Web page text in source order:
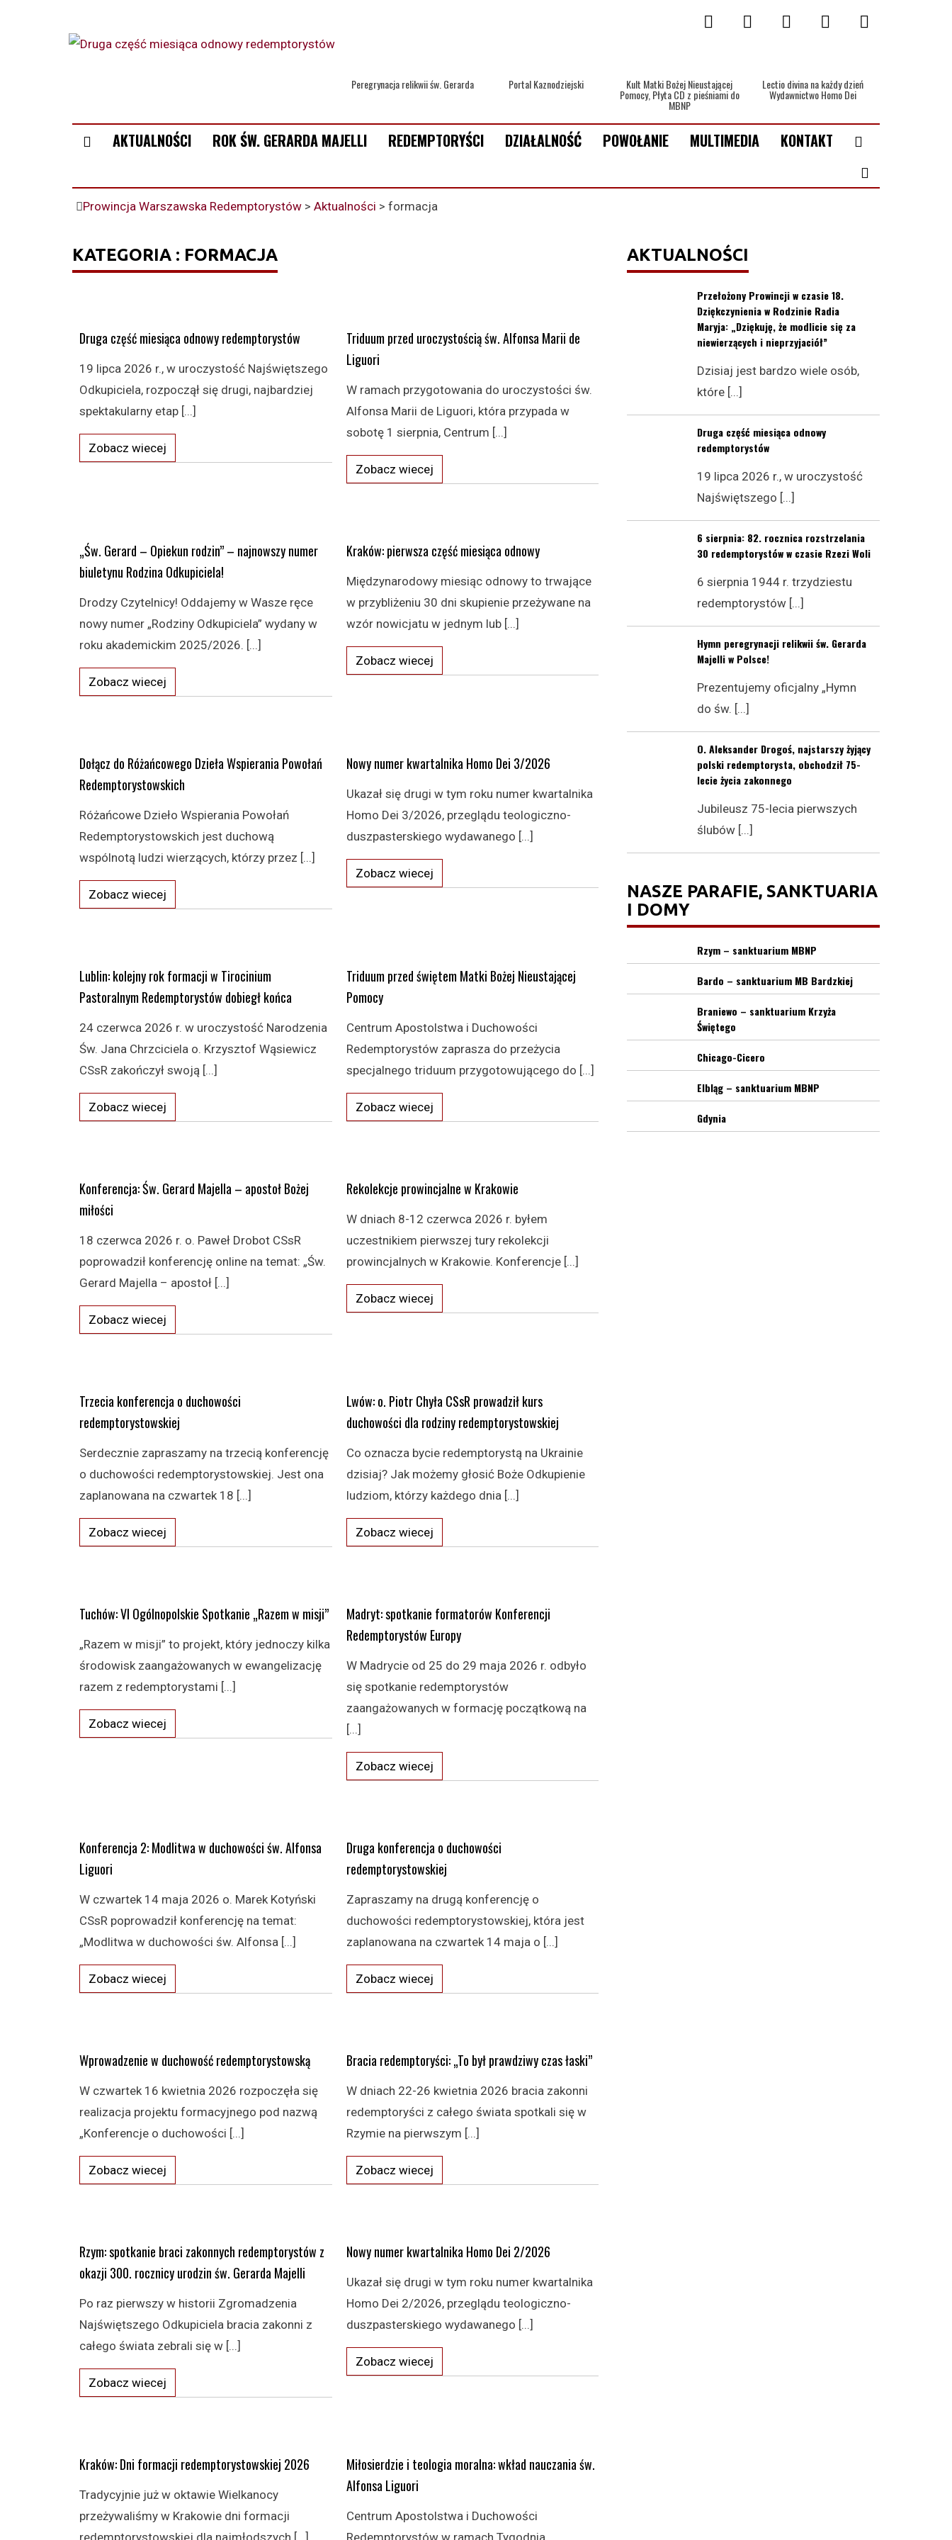
Lectio divina na każdy dzień
Wydawnictwo Homo Dei
Kult Matki Bożej Nieustającej
Pomocy, Płyta CD z pieśniami do
MBNP
Portal Kaznodziejski
Peregrynacja relikwii św. Gerarda
AKTUALNOŚCI ROK ŚW. GERARDA MAJELLI REDEMPTORYŚCI DZIAŁALNOŚĆ POWOŁANIE MULTIMEDIA KONTAKT
Prowincja Warszawska Redemptorystów > Aktualności > formacja
KATEGORIA : FORMACJA
Druga część miesiąca odnowy redemptorystów
19 lipca 2026 r., w uroczystość Najświętszego
Odkupiciela, rozpoczął się drugi, najbardziej
spektakularny etap [...]
Zobacz wiecej
Triduum przed uroczystością św. Alfonsa Marii de
Liguori
W ramach przygotowania do uroczystości św.
Alfonsa Marii de Liguori, która przypada w
sobotę 1 sierpnia, Centrum [...]
Zobacz wiecej
„Św. Gerard – Opiekun rodzin” – najnowszy numer
biuletynu Rodzina Odkupiciela!
Drodzy Czytelnicy! Oddajemy w Wasze ręce
nowy numer „Rodziny Odkupiciela” wydany w
roku akademickim 2025/2026. [...]
Zobacz wiecej
Kraków: pierwsza część miesiąca odnowy
Międzynarodowy miesiąc odnowy to trwające
w przybliżeniu 30 dni skupienie przeżywane na
wzór nowicjatu w jednym lub [...]
Zobacz wiecej
Dołącz do Różańcowego Dzieła Wspierania Powołań
Redemptorystowskich
Różańcowe Dzieło Wspierania Powołań
Redemptorystowskich jest duchową
wspólnotą ludzi wierzących, którzy przez [...]
Zobacz wiecej
Nowy numer kwartalnika Homo Dei 3/2026
Ukazał się drugi w tym roku numer kwartalnika
Homo Dei 3/2026, przeglądu teologiczno-
duszpasterskiego wydawanego [...]
Zobacz wiecej
Lublin: kolejny rok formacji w Tirocinium
Pastoralnym Redemptorystów dobiegł końca
24 czerwca 2026 r. w uroczystość Narodzenia
Św. Jana Chrzciciela o. Krzysztof Wąsiewicz
CSsR zakończył swoją [...]
Zobacz wiecej
Triduum przed świętem Matki Bożej Nieustającej
Pomocy
Centrum Apostolstwa i Duchowości
Redemptorystów zaprasza do przeżycia
specjalnego triduum przygotowującego do [...]
Zobacz wiecej
Konferencja: Św. Gerard Majella – apostoł Bożej
miłości
18 czerwca 2026 r. o. Paweł Drobot CSsR
poprowadził konferencję online na temat: „Św.
Gerard Majella – apostoł [...]
Zobacz wiecej
Rekolekcje prowincjalne w Krakowie
W dniach 8-12 czerwca 2026 r. byłem
uczestnikiem pierwszej tury rekolekcji
prowincjalnych w Krakowie. Konferencje [...]
Zobacz wiecej
Trzecia konferencja o duchowości
redemptorystowskiej
Serdecznie zapraszamy na trzecią konferencję
o duchowości redemptorystowskiej. Jest ona
zaplanowana na czwartek 18 [...]
Zobacz wiecej
Lwów: o. Piotr Chyła CSsR prowadził kurs
duchowości dla rodziny redemptorystowskiej
Co oznacza bycie redemptorystą na Ukrainie
dzisiaj? Jak możemy głosić Boże Odkupienie
ludziom, którzy każdego dnia [...]
Zobacz wiecej
Tuchów: VI Ogólnopolskie Spotkanie „Razem w misji”
„Razem w misji” to projekt, który jednoczy kilka
środowisk zaangażowanych w ewangelizację
razem z redemptorystami [...]
Zobacz wiecej
Madryt: spotkanie formatorów Konferencji
Redemptorystów Europy
W Madrycie od 25 do 29 maja 2026 r. odbyło
się spotkanie redemptorystów
zaangażowanych w formację początkową na
[...]
Zobacz wiecej
Konferencja 2: Modlitwa w duchowości św. Alfonsa
Liguori
W czwartek 14 maja 2026 o. Marek Kotyński
CSsR poprowadził konferencję na temat:
„Modlitwa w duchowości św. Alfonsa [...]
Zobacz wiecej
Druga konferencja o duchowości
redemptorystowskiej
Zapraszamy na drugą konferencję o
duchowości redemptorystowskiej, która jest
zaplanowana na czwartek 14 maja o [...]
Zobacz wiecej
Wprowadzenie w duchowość redemptorystowską
W czwartek 16 kwietnia 2026 rozpoczęła się
realizacja projektu formacyjnego pod nazwą
„Konferencje o duchowości [...]
Zobacz wiecej
Bracia redemptoryści: „To był prawdziwy czas łaski”
W dniach 22-26 kwietnia 2026 bracia zakonni
redemptoryści z całego świata spotkali się w
Rzymie na pierwszym [...]
Zobacz wiecej
Rzym: spotkanie braci zakonnych redemptorystów z
okazji 300. rocznicy urodzin św. Gerarda Majelli
Po raz pierwszy w historii Zgromadzenia
Najświętszego Odkupiciela bracia zakonni z
całego świata zebrali się w [...]
Zobacz wiecej
Nowy numer kwartalnika Homo Dei 2/2026
Ukazał się drugi w tym roku numer kwartalnika
Homo Dei 2/2026, przeglądu teologiczno-
duszpasterskiego wydawanego [...]
Zobacz wiecej
Kraków: Dni formacji redemptorystowskiej 2026
Tradycyjnie już w oktawie Wielkanocy
przeżywaliśmy w Krakowie dni formacji
redemptorystowskiej dla najmłodszych [...]
Miłosierdzie i teologia moralna: wkład nauczania św.
Alfonsa Liguori
Centrum Apostolstwa i Duchowości
Redemptorystów w ramach Tygodnia
AKTUALNOŚCI
Przełożony Prowincji w czasie 18.
Dziękczynienia w Rodzinie Radia
Maryja: „Dziękuję, że modlicie się za
niewierzących i nieprzyjaciół”
Dzisiaj jest bardzo wiele osób,
które [...]
Druga część miesiąca odnowy
redemptorystów
19 lipca 2026 r., w uroczystość
Najświętszego [...]
6 sierpnia: 82. rocznica rozstrzelania
30 redemptorystów w czasie Rzezi Woli
6 sierpnia 1944 r. trzydziestu
redemptorystów [...]
Hymn peregrynacji relikwii św. Gerarda
Majelli w Polsce!
Prezentujemy oficjalny „Hymn
do św. [...]
O. Aleksander Drogoś, najstarszy żyjący
polski redemptorysta, obchodził 75-
lecie życia zakonnego
Jubileusz 75-lecia pierwszych
ślubów [...]
NASZE PARAFIE, SANKTUARIA
I DOMY
Rzym – sanktuarium MBNP
Bardo – sanktuarium MB Bardzkiej
Braniewo – sanktuarium Krzyża
Świętego
Chicago-Cicero
Elbląg – sanktuarium MBNP
Gdynia